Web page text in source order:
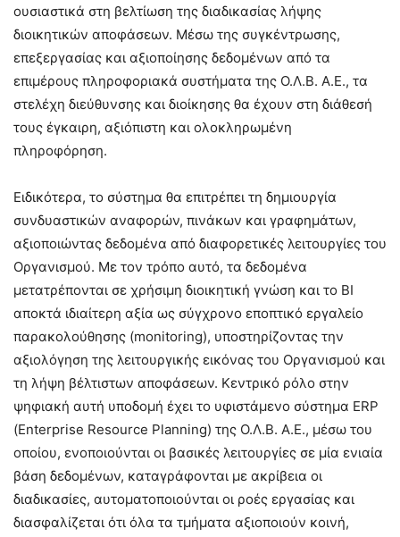
ουσιαστικά στη βελτίωση της διαδικασίας λήψης
διοικητικών αποφάσεων. Μέσω της συγκέντρωσης,
επεξεργασίας και αξιοποίησης δεδομένων από τα
επιμέρους πληροφοριακά συστήματα της Ο.Λ.Β. Α.Ε., τα
στελέχη διεύθυνσης και διοίκησης θα έχουν στη διάθεσή
τους έγκαιρη, αξιόπιστη και ολοκληρωμένη
πληροφόρηση.
Ειδικότερα, το σύστημα θα επιτρέπει τη δημιουργία
συνδυαστικών αναφορών, πινάκων και γραφημάτων,
αξιοποιώντας δεδομένα από διαφορετικές λειτουργίες του
Οργανισμού. Με τον τρόπο αυτό, τα δεδομένα
μετατρέπονται σε χρήσιμη διοικητική γνώση και το BI
αποκτά ιδιαίτερη αξία ως σύγχρονο εποπτικό εργαλείο
παρακολούθησης (monitoring), υποστηρίζοντας την
αξιολόγηση της λειτουργικής εικόνας του Οργανισμού και
τη λήψη βέλτιστων αποφάσεων. Κεντρικό ρόλο στην
ψηφιακή αυτή υποδομή έχει το υφιστάμενο σύστημα ERP
(Enterprise Resource Planning) της Ο.Λ.Β. Α.Ε., μέσω του
οποίου, ενοποιούνται οι βασικές λειτουργίες σε μία ενιαία
βάση δεδομένων, καταγράφονται με ακρίβεια οι
διαδικασίες, αυτοματοποιούνται οι ροές εργασίας και
διασφαλίζεται ότι όλα τα τμήματα αξιοποιούν κοινή,